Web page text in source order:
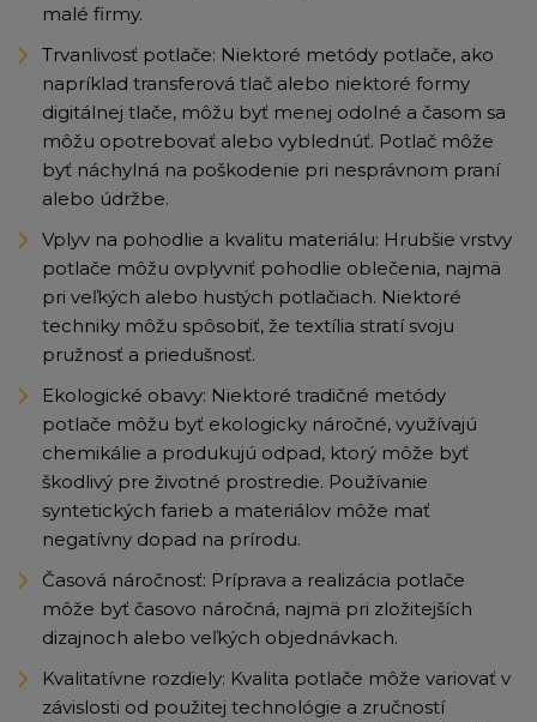
malé firmy.
Trvanlivosť potlače: Niektoré metódy potlače, ako
napríklad transferová tlač alebo niektoré formy
digitálnej tlače, môžu byť menej odolné a časom sa
môžu opotrebovať alebo vyblednúť. Potlač môže
byť náchylná na poškodenie pri nesprávnom praní
alebo údržbe.
Vplyv na pohodlie a kvalitu materiálu: Hrubšie vrstvy
potlače môžu ovplyvniť pohodlie oblečenia, najmä
pri veľkých alebo hustých potlačiach. Niektoré
techniky môžu spôsobiť, že textília stratí svoju
pružnosť a priedušnosť.
Ekologické obavy: Niektoré tradičné metódy
potlače môžu byť ekologicky náročné, využívajú
chemikálie a produkujú odpad, ktorý môže byť
škodlivý pre životné prostredie. Používanie
syntetických farieb a materiálov môže mať
negatívny dopad na prírodu.
Časová náročnosť: Príprava a realizácia potlače
môže byť časovo náročná, najmä pri zložitejších
dizajnoch alebo veľkých objednávkach.
Kvalitatívne rozdiely: Kvalita potlače môže variovať v
závislosti od použitej technológie a zručností